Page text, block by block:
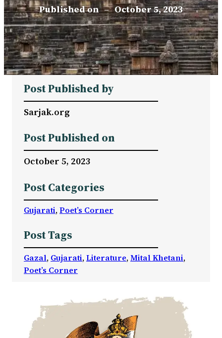
Published on – October 5, 2023
Post Published by
Sarjak.org
Post Published on
October 5, 2023
Post Categories
Gujarati, Poet’s Corner
Post Tags
Gazal, Gujarati, Literature, Mital Khetani
Poet’s Corner